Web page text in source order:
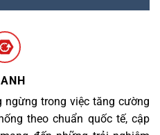
trong việc tăng cường
theo chuẩn quốc tế, cập